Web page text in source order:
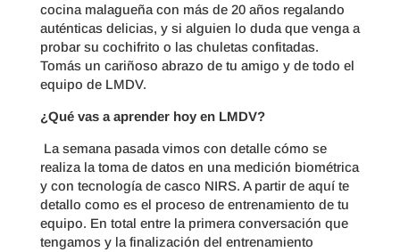
cocina malagueña con más de 20 años regalando
auténticas delicias, y si alguien lo duda que venga a
probar su cochifrito o las chuletas confitadas.
Tomás un cariñoso abrazo de tu amigo y de todo el
equipo de LMDV.
¿Qué vas a aprender hoy en LMDV?
La semana pasada vimos con detalle cómo se
realiza la toma de datos en una medición biométrica
y con tecnología de casco NIRS. A partir de aquí te
detallo como es el proceso de entrenamiento de tu
equipo. En total entre la primera conversación que
tengamos y la finalización del entrenamiento